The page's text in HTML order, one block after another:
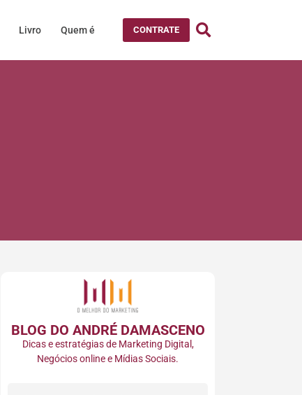
Livro Quem é CONTRATE
BLOG DO ANDRÉ DAMASCENO​
Dicas e estratégias de Marketing Digital,
Negócios online e Mídias Sociais.